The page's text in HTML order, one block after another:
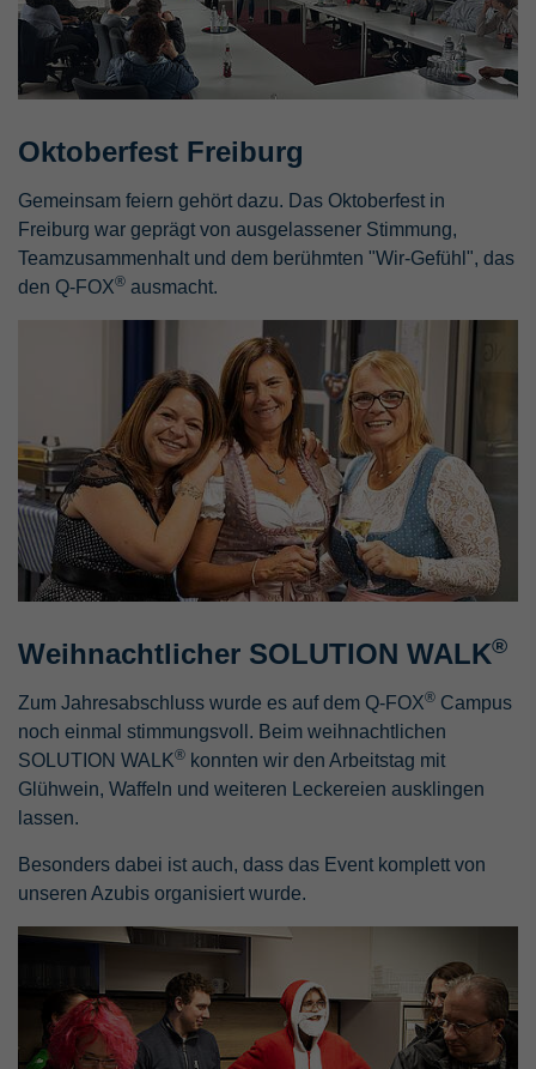
Oktoberfest Freiburg
Gemeinsam feiern gehört dazu. Das Oktoberfest in
Freiburg war geprägt von ausgelassener Stimmung,
Teamzusammenhalt und dem berühmten "Wir-Gefühl", das
den Q-FOX® ausmacht.
Weihnachtlicher SOLUTION WALK®
Zum Jahresabschluss wurde es auf dem Q-FOX® Campus
noch einmal stimmungsvoll. Beim weihnachtlichen
SOLUTION WALK® konnten wir den Arbeitstag mit
Glühwein, Waffeln und weiteren Leckereien ausklingen
lassen.
Besonders dabei ist auch, dass das Event komplett von
unseren Azubis organisiert wurde.